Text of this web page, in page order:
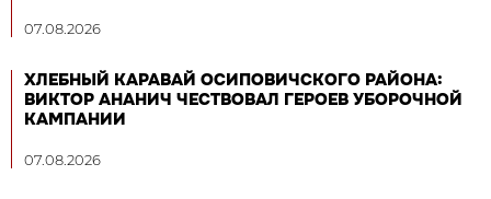
07.08.2026
ХЛЕБНЫЙ КАРАВАЙ ОСИПОВИЧСКОГО РАЙОНА:
ВИКТОР АНАНИЧ ЧЕСТВОВАЛ ГЕРОЕВ УБОРОЧНОЙ
КАМПАНИИ
07.08.2026